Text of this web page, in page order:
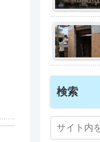
検索